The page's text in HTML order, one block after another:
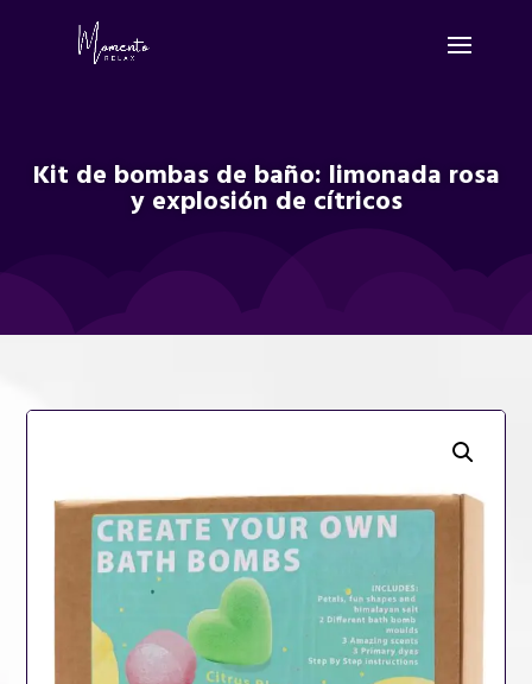
Kit de bombas de baño: limonada rosa
y explosión de cítricos